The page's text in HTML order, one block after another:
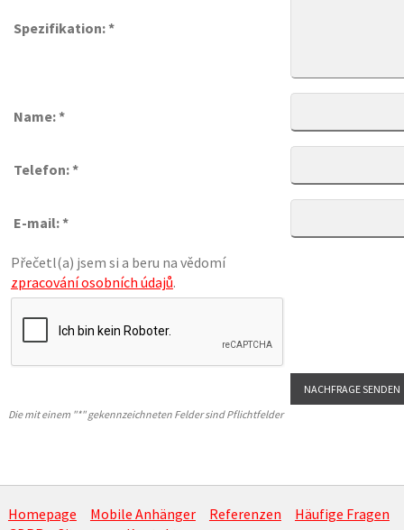
Spezifikation: *
Name: *
Telefon: *
E-mail: *
Přečetl(a) jsem si a beru na vědomí
zpracování osobních údajů.
Die mit einem "*" gekennzeichneten Felder sind Pflichtfelder
Homepage Mobile Anhänger Referenzen
Häufige Fragen